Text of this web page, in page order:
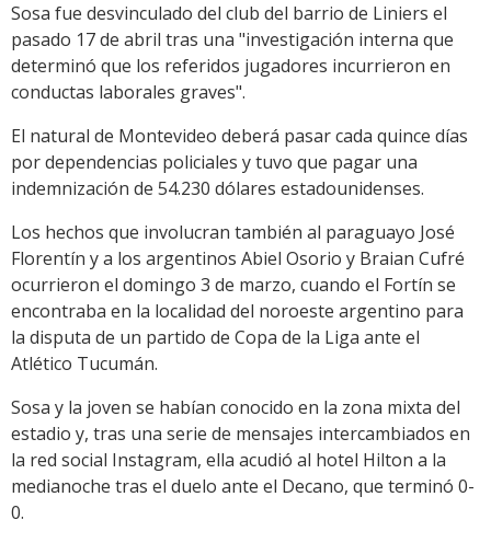
Sosa fue desvinculado del club del barrio de Liniers el
pasado 17 de abril tras una "investigación interna que
determinó que los referidos jugadores incurrieron en
conductas laborales graves".
El natural de Montevideo deberá pasar cada quince días
por dependencias policiales y tuvo que pagar una
indemnización de 54.230 dólares estadounidenses.
Los hechos que involucran también al paraguayo José
Florentín y a los argentinos Abiel Osorio y Braian Cufré
ocurrieron el domingo 3 de marzo, cuando el Fortín se
encontraba en la localidad del noroeste argentino para
la disputa de un partido de Copa de la Liga ante el
Atlético Tucumán.
Sosa y la joven se habían conocido en la zona mixta del
estadio y, tras una serie de mensajes intercambiados en
la red social Instagram, ella acudió al hotel Hilton a la
medianoche tras el duelo ante el Decano, que terminó 0-
0.